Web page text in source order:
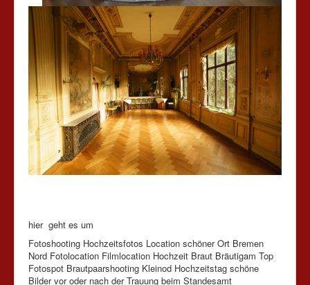
hier geht es um
Fotoshooting Hochzeitsfotos Location schöner Ort Bremen
Nord Fotolocation Filmlocation Hochzeit Braut Bräutigam Top
Fotospot Brautpaarshooting Kleinod Hochzeitstag schöne
Bilder vor oder nach der Trauung beim Standesamt